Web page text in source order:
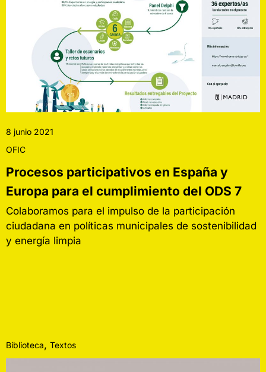
8 junio 2021
OFIC
Procesos participativos en España y
Europa para el cumplimiento del ODS 7
Colaboramos para el impulso de la participación
ciudadana en políticas municipales de sostenibilidad
y energía limpia
Biblioteca, Textos